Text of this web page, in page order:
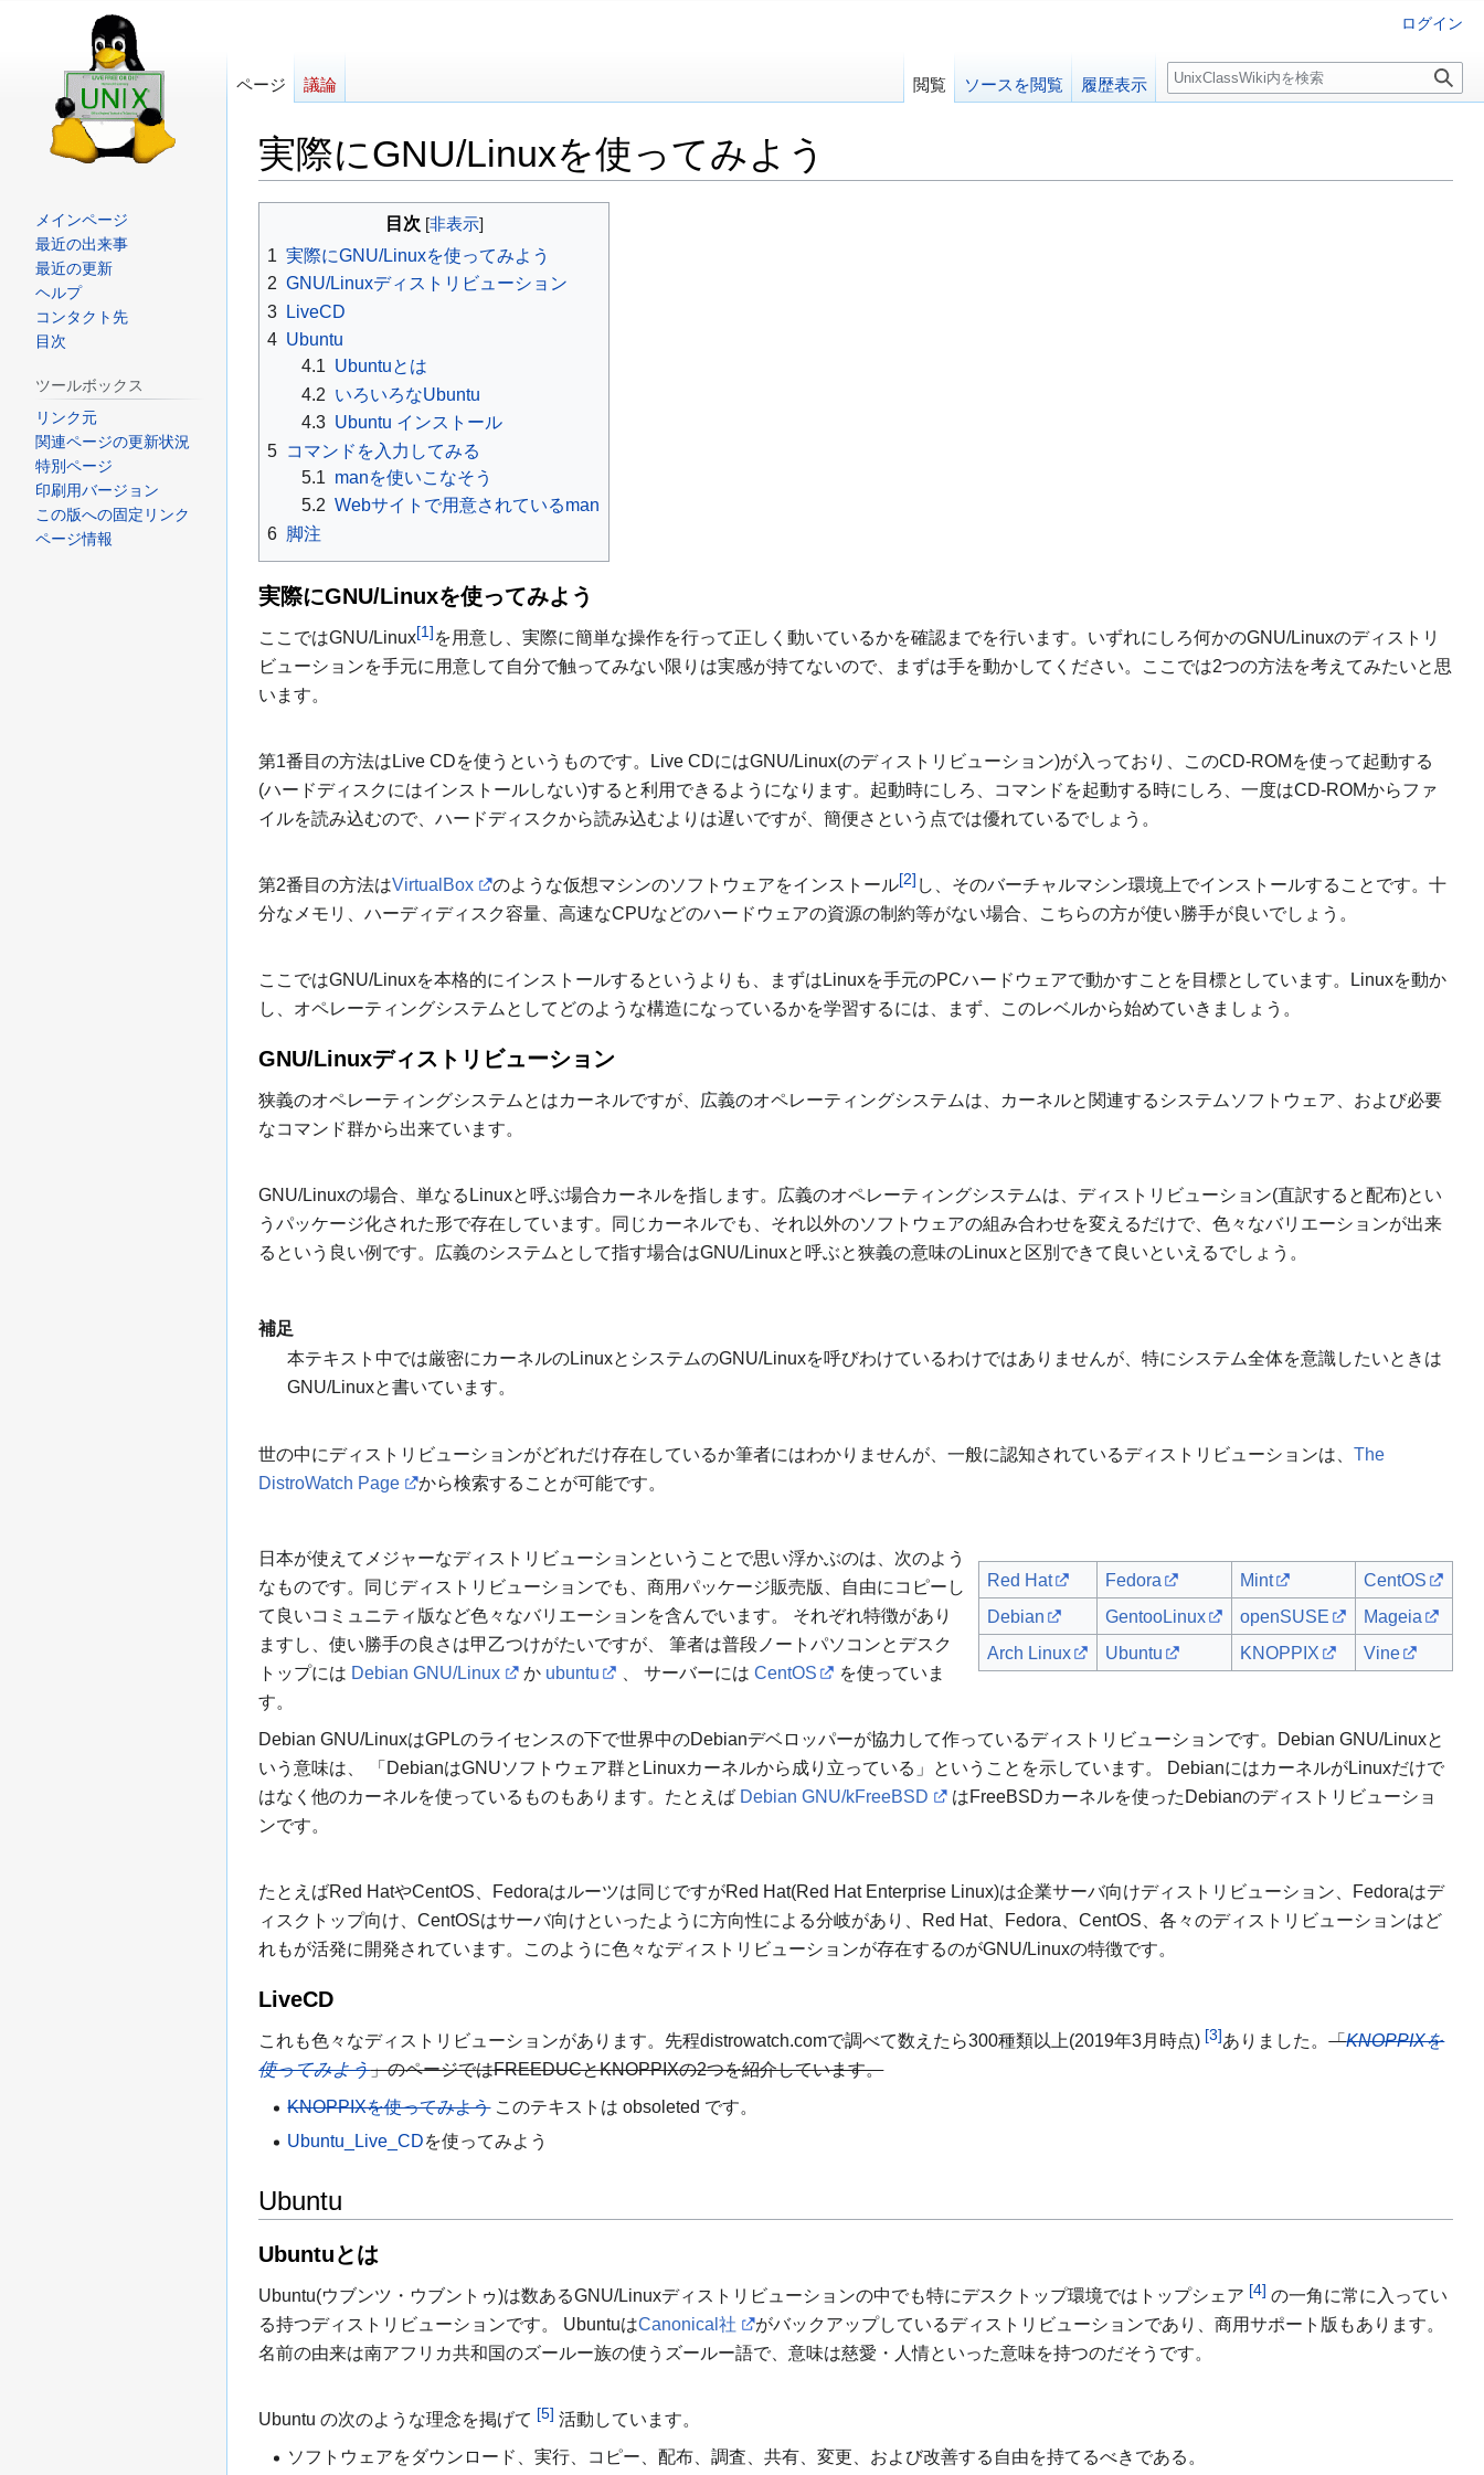
実際にGNU/Linuxを使ってみよう
ビ
ゲ
ー
シ
移
索
に
移
動
目次
1 実際にGNU/Linuxを使ってみよう
2 GNU/Linuxディストリビューション
3
LiveCD
4 Ubuntu
4.1 Ubuntuとは
4.2 いろいろなUbuntu
4.3 Ubuntu インストール
5 コマンドを入力してみる
5.1 manを使いこなそう
5.2 Webサイトで用意されているman
6 脚注
実際にGNU/Linuxを使ってみよう
ここではGNU/Linux[1] を用意し、実際に簡単な操作を行って正しく動いているかを確認までを行います。いずれにしろ何かのGNU/Linuxのディストリ
ビューションを手元に用意して自分で触ってみない限りは実感が持てないので、まずは手を動かしてください。ここでは2つの方法を考えてみたいと思
います。
第1番目の方法はLive CDを使うというものです。Live CDにはGNU/Linux(のディストリビューション)が入っており、このCD-ROMを使って起動する
(ハードディスクにはインストールしない)すると利用できるようになります。起動時にしろ、コマンドを起動する時にしろ、一度はCD-ROMからファ
イルを読み込むので、ハードディスクから読み込むよりは遅いですが、簡便さという点では優れているでしょう。
第2番目の方法はVirtualBox のような仮想マシンのソフトウェアをインストール[2] し、そのバーチャルマシン環境上でインストールすることです。十
分なメモリ、ハーディディスク容量、高速なCPUなどのハードウェアの資源の制約等がない場合、こちらの方が使い勝手が良いでしょう。
ここではGNU/Linuxを本格的にインストールするというよりも、まずはLinuxを手元のPCハードウェアで動かすことを目標としています。Linuxを動か
し、オペレーティングシステムとしてどのような構造になっているかを学習するには、まず、このレベルから始めていきましょう。
GNU/Linuxディストリビューション
狭義のオペレーティングシステムとはカーネルですが、広義のオペレーティングシステムは、カーネルと関連するシステムソフトウェア、および必要
なコマンド群から出来ています。
GNU/Linuxの場合、単なるLinuxと呼ぶ場合カーネルを指します。広義のオペレーティングシステムは、ディストリビューション(直訳すると配布)とい
うパッケージ化された形で存在しています。同じカーネルでも、それ以外のソフトウェアの組み合わせを変えるだけで、色々なバリエーションが出来
るという良い例です。広義のシステムとして指す場合はGNU/Linuxと呼ぶと狭義の意味のLinuxと区別できて良いといえるでしょう。
補足
本テキスト中では厳密にカーネルのLinuxとシステムのGNU/Linuxを呼びわけているわけではありませんが、特にシステム全体を意識したいときは
GNU/Linuxと書いています。
世の中にディストリビューションがどれだけ存在しているか筆者にはわかりませんが、一般に認知されているディストリビューションは、The
DistroWatch Page
から検索することが可能です。
Red Hat Fedora Mint
CentOS
Debian
GentooLinux openSUSE
Mageia
Arch Linux
Ubuntu KNOPPIX Vine
日本が使えてメジャーなディストリビューションということで思い浮かぶのは、次のよう
なものです。同じディストリビューションでも、商用パッケージ販売版、自由にコピーし
て良いコミュニティ版など色々なバリエーションを含んでいます。 それぞれ特徴があり
ますし、使い勝手の良さは甲乙つけがたいですが、 筆者は普段ノートパソコンとデスク
トップには Debian GNU/Linux か ubuntu 、 サーバーには CentOS
を使っていま
す。
Debian GNU/LinuxはGPLのライセンスの下で世界中のDebianデベロッパーが協力して作っているディストリビューションです。Debian GNU/Linuxと
いう意味は、 「DebianはGNUソフトウェア群とLinuxカーネルから成り立っている」ということを示しています。 DebianにはカーネルがLinuxだけで
はなく他のカーネルを使っているものもあります。たとえば Debian GNU/kFreeBSD
はFreeBSDカーネルを使ったDebianのディストリビューショ
ンです。
たとえばRed HatやCentOS、Fedoraはルーツは同じですがRed Hat(Red Hat Enterprise Linux)は企業サーバ向けディストリビューション、Fedoraはデ
ィスクトップ向け、CentOSはサーバ向けといったように方向性による分岐があり、Red Hat、Fedora、CentOS、各々のディストリビューションはど
れもが活発に開発されています。このように色々なディストリビューションが存在するのがGNU/Linuxの特徴です。
LiveCD
これも色々なディストリビューションがあります。先程distrowatch.comで調べて数えたら300種類以上(2019年3月時点) [3] ありました。「KNOPPIXを
使ってみよう」のページではFREEDUCとKNOPPIXの2つを紹介しています。
KNOPPIXを使ってみようこのテキストは obsoleted です。
Ubuntu_Live_CDを使ってみよう
Ubuntu
Ubuntuとは
Ubuntu(ウブンツ・ウブントゥ)は数あるGNU/Linuxディストリビューションの中でも特にデスクトップ環境ではトップシェア [4] の一角に常に入ってい
る持つディストリビューションです。 UbuntuはCanonical社
がバックアップしているディストリビューションであり、商用サポート版もあります。
名前の由来は南アフリカ共和国のズールー族の使うズールー語で、意味は慈愛・人情といった意味を持つのだそうです。
Ubuntu の次のような理念を掲げて [5] 活動しています。
ソフトウェアをダウンロード、実行、コピー、配布、調査、共有、変更、および改善する自由を持てるべきである。
ログイン
ページ 議論 閲覧 ソースを閲覧 履歴表示
検
索
メインページ
最近の出来事
最近の更新
ヘルプ
コンタクト先
目次
ツールボックス
リンク元
関連ページの更新状況
特別ページ
印刷用バージョン
この版への固定リンク
ページ情報